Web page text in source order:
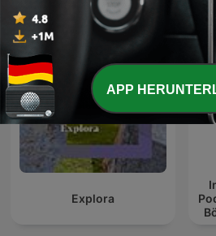
Explora
APP